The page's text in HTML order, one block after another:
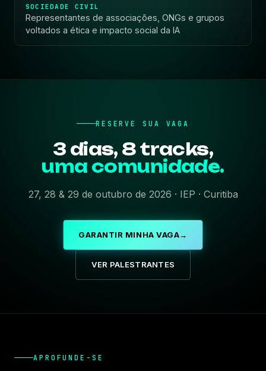
SOCIEDADE CIVIL
Representantes de associações, ONGs e grupos
voltados a ética e impacto social da IA
RESERVE SUA VAGA
3 dias, 8 tracks,
uma comunidade.
27, 28 & 29 de outubro de 2026 · IEP · Curitiba
GARANTIR MINHA VAGA→
VER PALESTRANTES
APROFUNDE-SE